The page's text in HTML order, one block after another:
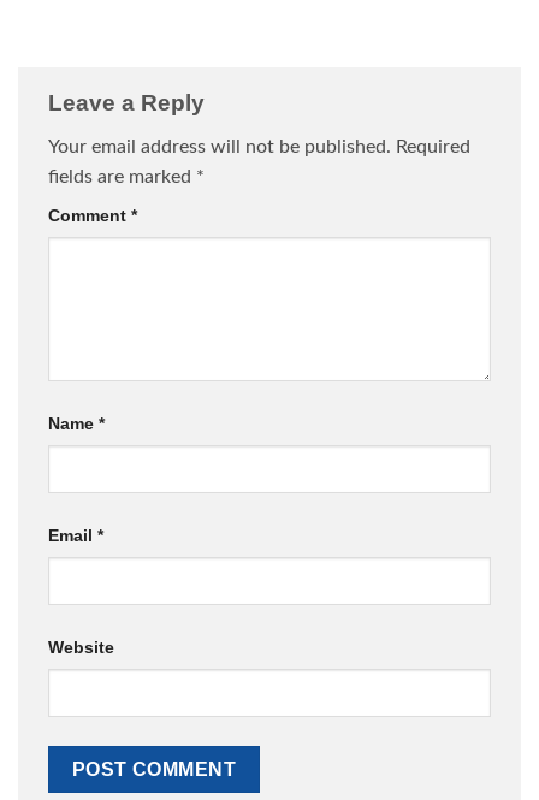
Leave a Reply
Your email address will not be published. Required
fields are marked *
Comment *
Name *
Email *
Website